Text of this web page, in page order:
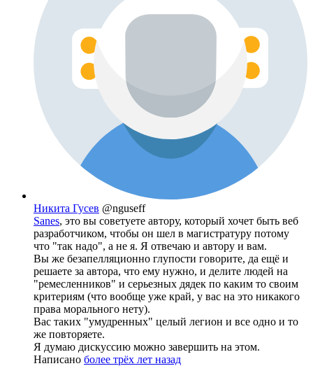
Никита Гусев @nguseff
Sanes, это вы советуете автору, который хочет быть веб
разработчиком, чтобы он шел в магистратуру потому
что "так надо", а не я. Я отвечаю и автору и вам.
Вы же безапелляционно глупости говорите, да ещё и
решаете за автора, что ему нужно, и делите людей на
"ремесленников" и серьезных дядек по каким то своим
критериям (что вообще уже край, у вас на это никакого
права морального нету).
Вас таких "умудренных" целый легион и все одно и то
же повторяете.
Я думаю дискуссию можно завершить на этом.
Написано более трёх лет назад